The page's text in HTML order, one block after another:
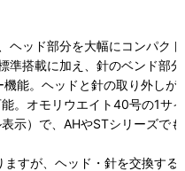
ヘッド部分を大幅にコンパク
準搭載に加え、針のベンド部
能。ヘッドと針の取り外し
。オモリウエイト40号の1サ
示）で、AHやSTシリーズで
すが、ヘッド・針を交換す